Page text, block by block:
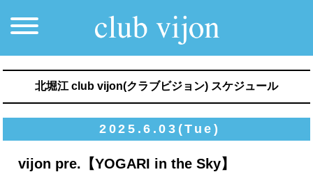
北堀江 club vijon(クラブビジョン) スケジュール
2025.6.03(Tue)
vijon pre.【YOGARI in the Sky】